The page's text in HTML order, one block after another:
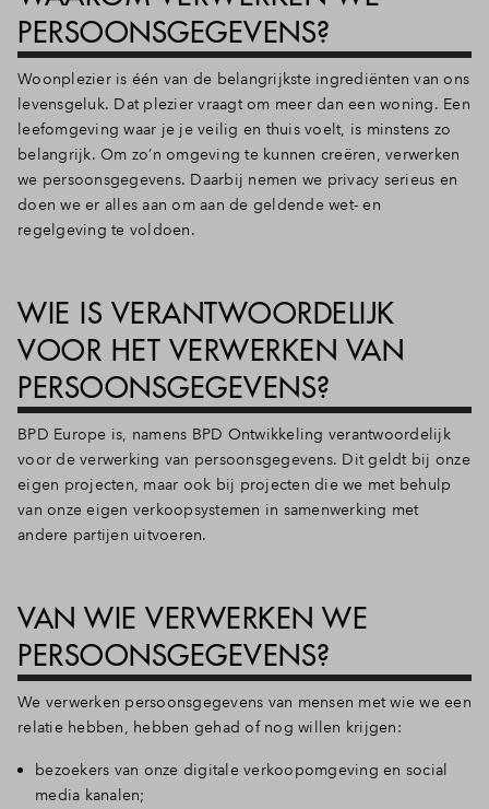
PERSOONSGEGEVENS?
Woonplezier is één van de belangrijkste ingrediënten van ons
levensgeluk. Dat plezier vraagt om meer dan een woning. Een
leefomgeving waar je je veilig en thuis voelt, is minstens zo
belangrijk. Om zo’n omgeving te kunnen creëren, verwerken
we persoonsgegevens. Daarbij nemen we privacy serieus en
doen we er alles aan om aan de geldende wet- en
regelgeving te voldoen.
WIE IS VERANTWOORDELIJK
VOOR HET VERWERKEN VAN
PERSOONSGEGEVENS?
BPD Europe is, namens BPD Ontwikkeling verantwoordelijk
voor de verwerking van persoonsgegevens. Dit geldt bij onze
eigen projecten, maar ook bij projecten die we met behulp
van onze eigen verkoopsystemen in samenwerking met
andere partijen uitvoeren.
VAN WIE VERWERKEN WE
PERSOONSGEGEVENS?
We verwerken persoonsgegevens van mensen met wie we een
relatie hebben, hebben gehad of nog willen krijgen:
bezoekers van onze digitale verkoopomgeving en social
media kanalen;